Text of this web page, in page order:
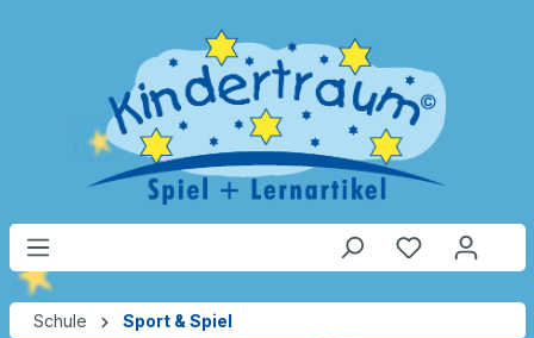
Schule Sport & Spiel